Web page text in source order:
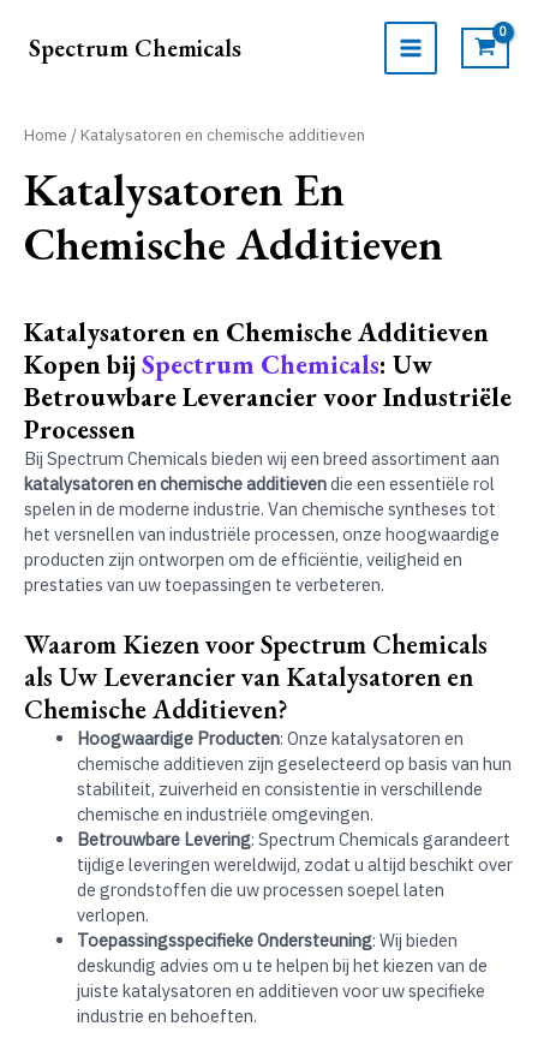
naarSpectrum Chemicals
MAIN
Home / Katalysatoren en chemische additieven
Katalysatoren En
Chemische Additieven
Katalysatoren en Chemische Additieven
Kopen bij Spectrum Chemicals: Uw
Betrouwbare Leverancier voor Industriële
Processen
Bij Spectrum Chemicals bieden wij een breed assortiment aan
katalysatoren en chemische additievendie een essentiële rol
spelen in de moderne industrie. Van chemische syntheses tot
het versnellen van industriële processen, onze hoogwaardige
producten zijn ontworpen om de efficiëntie, veiligheid en
prestaties van uw toepassingen te verbeteren.
Waarom Kiezen voor Spectrum Chemicals
als Uw Leverancier van Katalysatoren en
Chemische Additieven?
Hoogwaardige Producten: Onze katalysatoren en
chemische additieven zijn geselecteerd op basis van hun
stabiliteit, zuiverheid en consistentie in verschillende
chemische en industriële omgevingen.
Betrouwbare Levering: Spectrum Chemicals garandeert
tijdige leveringen wereldwijd, zodat u altijd beschikt over
de grondstoffen die uw processen soepel laten
verlopen.
Toepassingsspecifieke Ondersteuning: Wij bieden
deskundig advies om u te helpen bij het kiezen van de
juiste katalysatoren en additieven voor uw specifieke
industrie en behoeften.